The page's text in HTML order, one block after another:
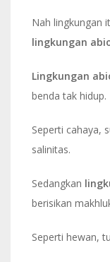
Nah lingkungan
lingkungan
Lingkungan
benda tak hidup.
Seperti cahaya,
salinitas.
Sedangkan
berisikan
Seperti hewan,